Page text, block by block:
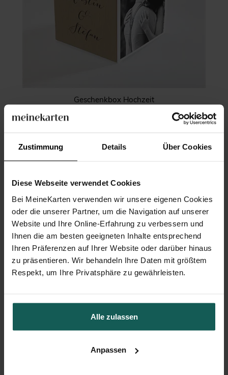
Zustimmung Details Über Cookies
Diese Webseite verwendet Cookies
Bei MeineKarten verwenden wir unsere eigenen Cookies
oder die unserer Partner, um die Navigation auf unserer
Website und Ihre Online-Erfahrung zu verbessern und
Ihnen die am besten geeigneten Inhalte entsprechend
Ihren Präferenzen auf Ihrer Website oder darüber hinaus
zu präsentieren. Wir behandeln Ihre Daten mit größtem
Respekt, um Ihre Privatsphäre zu gewährleisten.
Alle zulassen
Anpassen
Geschenkbox Hochzeit
Menükarte Hochzeit